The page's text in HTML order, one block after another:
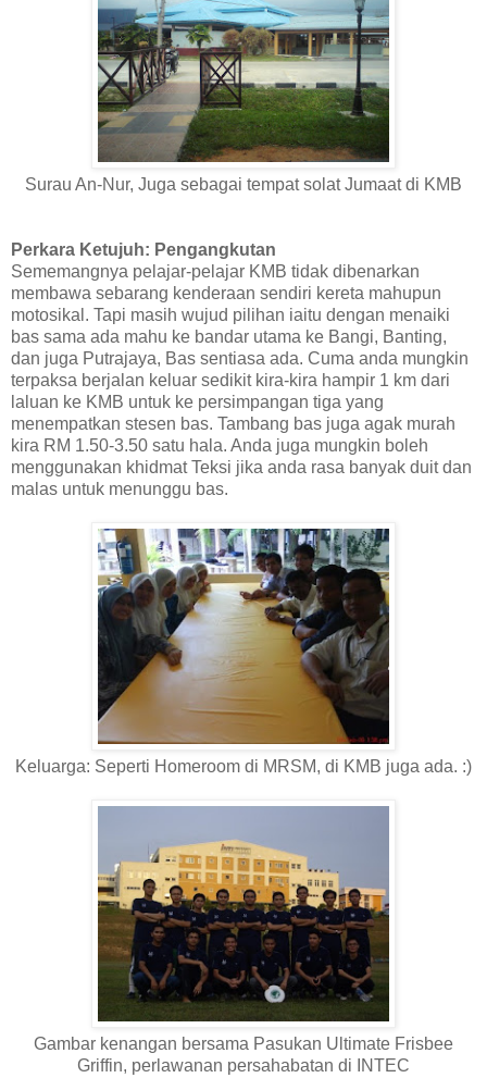
Surau An-Nur, Juga sebagai tempat solat Jumaat di KMB
Perkara Ketujuh: Pengangkutan
Sememangnya pelajar-pelajar KMB tidak dibenarkan
membawa sebarang kenderaan sendiri kereta mahupun
motosikal. Tapi masih wujud pilihan iaitu dengan menaiki
bas sama ada mahu ke bandar utama ke Bangi, Banting,
dan juga Putrajaya, Bas sentiasa ada. Cuma anda mungkin
terpaksa berjalan keluar sedikit kira-kira hampir 1 km dari
laluan ke KMB untuk ke persimpangan tiga yang
menempatkan stesen bas. Tambang bas juga agak murah
kira RM 1.50-3.50 satu hala. Anda juga mungkin boleh
menggunakan khidmat Teksi jika anda rasa banyak duit dan
malas untuk menunggu bas.
Keluarga: Seperti Homeroom di MRSM, di KMB juga ada. :)
Gambar kenangan bersama Pasukan Ultimate Frisbee
Griffin, perlawanan persahabatan di INTEC